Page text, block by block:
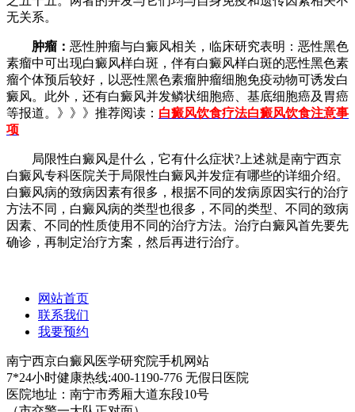
无关系。
肿瘤： 恶性肿瘤与白癜风相关，临床研究表明：恶性黑色
素瘤中可出现白癜风样白斑，伴有白癜风样白斑的恶性黑色素
瘤个体预后较好，以恶性黑色素瘤肿瘤细胞免疫动物可诱发白
癜风。此外，还有白癜风并发鳞状细胞癌、基底细胞癌及胃癌
等报道。》》》推荐阅读： 白癜风饮食疗法白癜风饮食注意事
项
局限性白癜风是什么，它有什么症状?上述就是南宁西京
白癜风专科医院关于局限性白癜风并发症有哪些的详细介绍。
白癜风病的致病因素有很多，根据不同的发病原因实行的治疗
方法不同，白癜风病的类型也很多，不同的类型、不同的致病
因素、不同的性质使用不同的治疗方法。治疗白癜风首先要先
确诊，再制定治疗方案，然后再进行治疗。
网站首页
联系我们
我要预约
南宁西京白癜风医学研究院手机网站
7*24小时健康热线:400-1190-776 无假日医院
医院地址：南宁市秀厢大道东段10号